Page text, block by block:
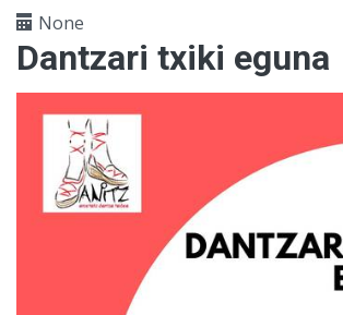
None
Dantzari txiki eguna